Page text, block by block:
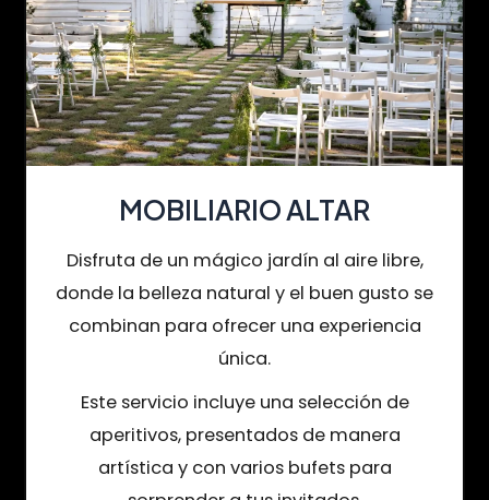
MOBILIARIO ALTAR
Disfruta de un mágico jardín al aire libre,
donde la belleza natural y el buen gusto se
combinan para ofrecer una experiencia
única.
Este servicio incluye una selección de
aperitivos, presentados de manera
artística y con varios bufets para